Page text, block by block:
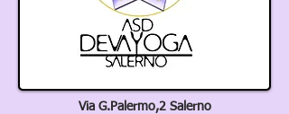
Via G.Palermo,2 Salerno